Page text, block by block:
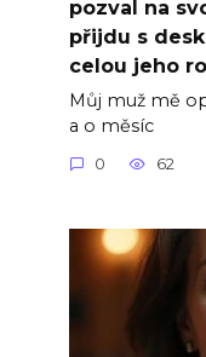
pozval na
přijdu s
celou jeho
Můj muž mě
a o měsíc
0 62